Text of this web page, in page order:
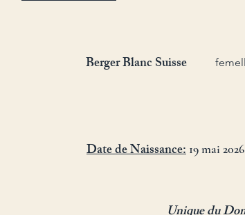
Berger Blanc Suisse
Date de Naissance: 19 mai 2026